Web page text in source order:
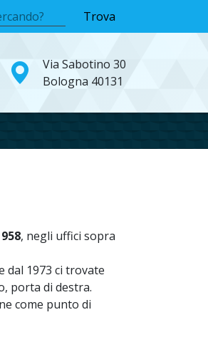
Trova
Via Sabotino 30
Bologna 40131
, negli uffici sopra
dal 1973 ci trovate
porta di destra.
come punto di